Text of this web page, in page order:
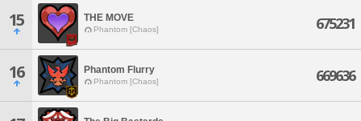
15 THE MOVE
Phantom [Chaos] 675231
16 Phantom Flurry
Phantom [Chaos] 669636